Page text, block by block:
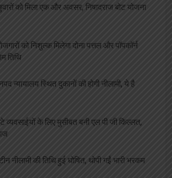
को मिला एक और अवसर, निषादराज बोट योजना
को निशुल्क मिलेगा दोना पत्तल और पॉपकॉर्न
तिथि
न्यायालय स्थित दुकानों की होगी नीलामी, ये है
व्यवसाईयों के लिए मुसीबत बनी एल पी जी किल्लत,
नीलामी की तिथि हुई घोषित, थोपी गईं भारी भरकम